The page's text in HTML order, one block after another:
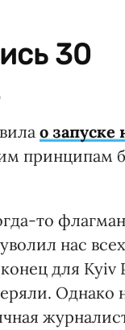
30
о запуске
принципам
то
нас
для Kyiv
Однако